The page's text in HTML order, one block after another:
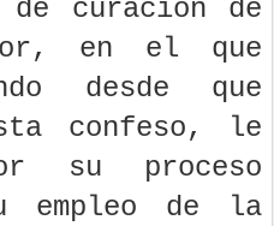
de curación de
en el que
desde que
confeso, le
su proceso
empleo de la